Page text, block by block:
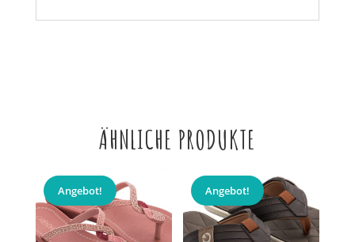
ÄHNLICHE PRODUKTE
Angebot! Angebot!